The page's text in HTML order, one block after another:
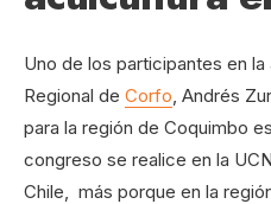
Uno de los participantes en
Regional de Corfo, Andrés
para la región de Coquimbo
congreso se realice en la
Chile, más porque en la